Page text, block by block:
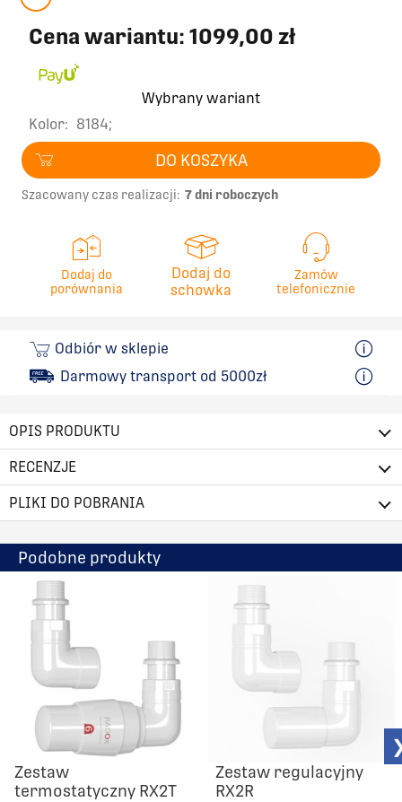
Cena wariantu: 1099,00 zł
Wybrany wariant
Kolor: 8184;
DO KOSZYKA
Szacowany czas realizacji: 7 dni roboczych
Dodaj do
porównania
Dodaj do
schowka
Zamów
telefonicznie
Odbiór w sklepie
Darmowy transport od 5000zł
OPIS PRODUKTU
RECENZJE
PLIKI DO POBRANIA
Podobne produkty
Zestaw
termostatyczny RX2T
Zestaw regulacyjny
RX2R